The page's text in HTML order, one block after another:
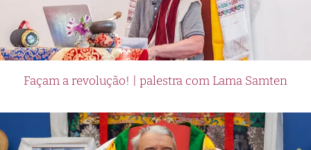
Façam a revolução! | palestra com Lama Samten